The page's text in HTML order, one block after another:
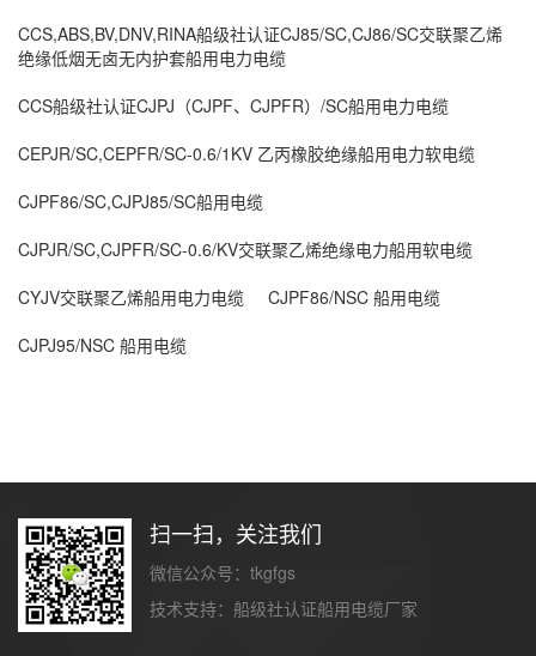
CCS,ABS,BV,DNV,RINA船级社认证CJ85/SC,CJ86/SC交联聚乙烯
绝缘低烟无卤无内护套船用电力电缆
CCS船级社认证CJPJ（CJPF、CJPFR）/SC船用电力电缆
CEPJR/SC,CEPFR/SC-0.6/1KV 乙丙橡胶绝缘船用电力软电缆
CJPF86/SC,CJPJ85/SC船用电缆
CJPJR/SC,CJPFR/SC-0.6/KV交联聚乙烯绝缘电力船用软电缆
CYJV交联聚乙烯船用电力电缆
CJPF86/NSC 船用电缆
CJPJ95/NSC 船用电缆
扫一扫，关注我们
微信公众号：tkgfgs
技术支持： 船级社认证船用电缆厂家